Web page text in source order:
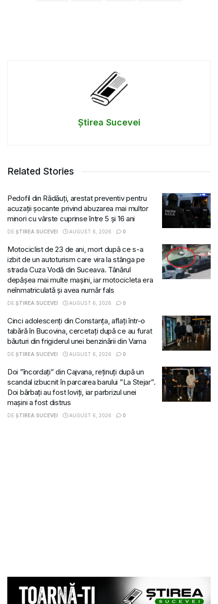
Știrea Sucevei
Related Stories
Pedofil din Rădăuți, arestat preventiv pentru
acuzații șocante privind abuzarea mai multor
minori cu vârste cuprinse între 5 și 16 ani
DE ȘTIREA SUCEVEI AUGUST 6, 2026 0
Motociclist de 23 de ani, mort după ce s-a
izbit de un autoturism care vira la stânga pe
strada Cuza Vodă din Suceava. Tânărul
depășea mai multe mașini, iar motocicleta era
neînmatriculată și avea număr fals
DE ȘTIREA SUCEVEI AUGUST 6, 2026 0
Cinci adolescenți din Constanța, aflați într-o
tabără în Bucovina, cercetați după ce au furat
băuturi din frigiderul unei benzinării din Vama
DE ȘTIREA SUCEVEI AUGUST 6, 2026 0
Doi ”încordați” din Cajvana, reținuți după un
scandal izbucnit în parcarea barului ”La Stejar”.
Doi bărbați au fost loviți, iar parbrizul unei
mașini a fost distrus
DE ȘTIREA SUCEVEI AUGUST 6, 2026 0